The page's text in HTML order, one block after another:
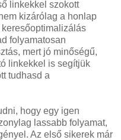
linkekkel szokott
kizárólag a honlap
folyamatosan
mert jó minőségű,
linkekkel is segítjük
tudhasd a
hogy egy igen
lassabb folyamat,
Az első sikerek már